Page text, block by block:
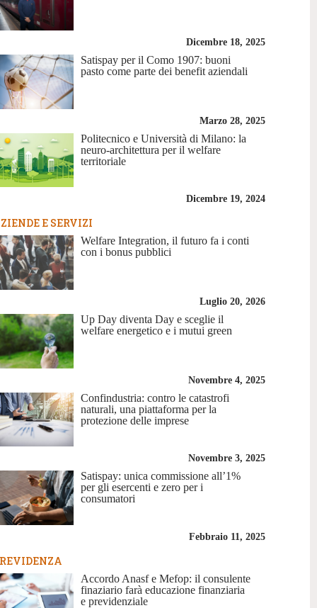
Dicembre 18, 2025
Satispay per il Como 1907: buoni
pasto come parte dei benefit aziendali
Marzo 28, 2025
Politecnico e Università di Milano: la
neuro-architettura per il welfare
territoriale
Dicembre 19, 2024
E SERVIZI
Welfare Integration, il futuro fa i conti
con i bonus pubblici
Luglio 20, 2026
Up Day diventa Day e sceglie il
welfare energetico e i mutui green
Novembre 4, 2025
Confindustria: contro le catastrofi
naturali, una piattaforma per la
protezione delle imprese
Novembre 3, 2025
Satispay: unica commissione all’1%
per gli esercenti e zero per i
consumatori
Febbraio 11, 2025
Accordo Anasf e Mefop: il consulente
finaziario farà educazione finanziaria
e previdenziale